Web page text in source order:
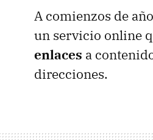
A comienzos de
un servicio online
enlaces a
direcciones.